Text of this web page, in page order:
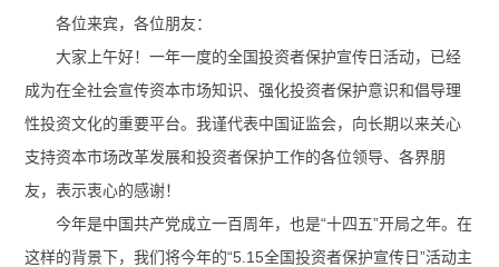
各位来宾，各位朋友：
大家上午好！一年一度的全国投资者保护宣传日活动，已经
成为在全社会宣传资本市场知识、强化投资者保护意识和倡导理
性投资文化的重要平台。我谨代表中国证监会，向长期以来关心
支持资本市场改革发展和投资者保护工作的各位领导、各界朋
友，表示衷心的感谢！
今年是中国共产党成立一百周年，也是“十四五”开局之年。在
这样的背景下，我们将今年的“5.15全国投资者保护宣传日”活动主